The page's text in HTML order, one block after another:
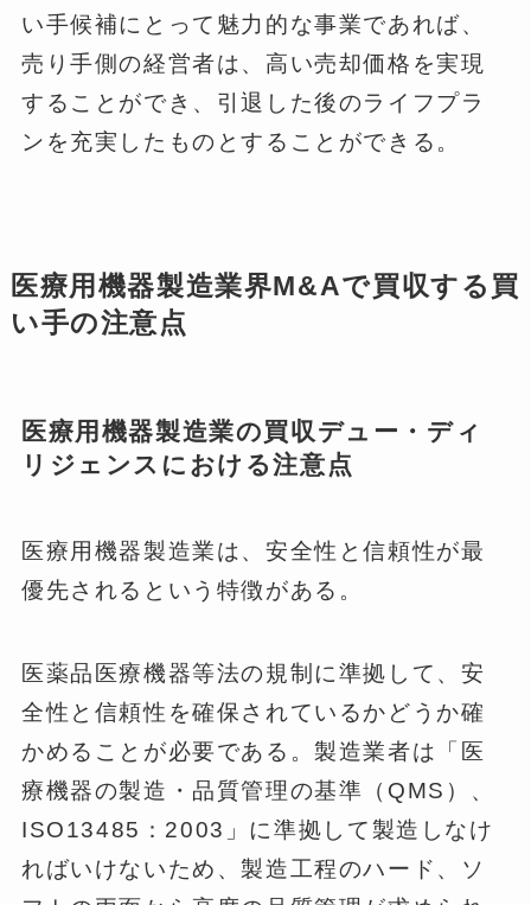
い手候補にとって魅力的な事業であれば、
売り手側の経営者は、高い売却価格を実現
することができ、引退した後のライフプラ
ンを充実したものとすることができる。
医療用機器製造業界M&Aで買収する買
い手の注意点
医療用機器製造業の買収デュー・ディ
リジェンスにおける注意点
医療用機器製造業は、安全性と信頼性が最
優先されるという特徴がある。
医薬品医療機器等法の規制に準拠して、安
全性と信頼性を確保されているかどうか確
かめることが必要である。製造業者は「医
療機器の製造・品質管理の基準（QMS）、
ISO13485：2003」に準拠して製造しなけ
ればいけないため、製造工程のハード、ソ